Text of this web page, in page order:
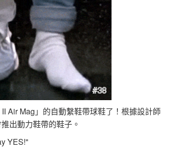
Air Mag」的自動繫鞋帶球鞋了！根據設計師
出動力鞋帶的鞋子。
YES!"